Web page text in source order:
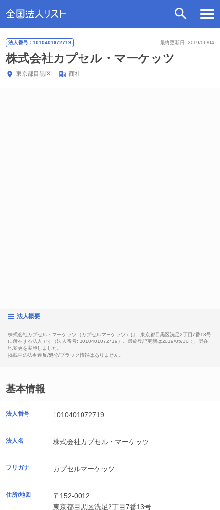
最終更新日: 2019/06/04
法人番号：1010401072719
株式会社カプセル・マーケッツ
東京都目黒区 商社
法人概要
株式会社カプセル・マーケッツ（カプセルマーケッツ）は、東京都目黒区洗足2丁目7番13号
に所在する法人です（法人番号: 1010401072719）。最終登記更新は2019/05/30で、所在
地変更を実施しました。
掲載中の法令違反/処分/ブラック情報はありません。
基本情報
法人番号 1010401072719
法人名 株式会社カプセル・マーケッツ
フリガナ カプセルマーケッツ
住所/地図
〒152-0012
東京都目黒区洗足2丁目7番13号